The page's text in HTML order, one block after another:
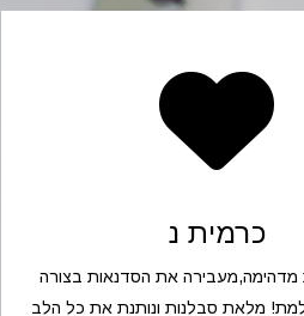
כרמית נ
מדהימה,מעבירה את הסדנאות בצורה
מלאת סבלנות ונותנת את כל הלב